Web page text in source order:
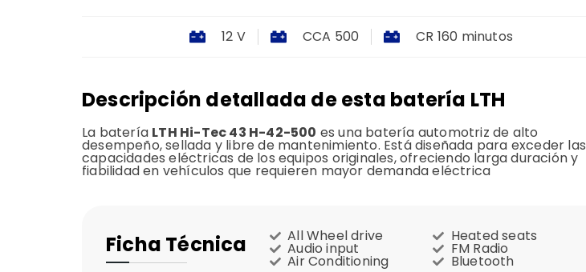
12 V CCA 500 CR 160 minutos
Descripción detallada de esta batería LTH
La batería LTH Hi-Tec 43 H-42-500 es una batería automotriz de alto
desempeño, sellada y libre de mantenimiento. Está diseñada para exceder las
capacidades eléctricas de los equipos originales, ofreciendo larga duración y
fiabilidad en vehículos que requieren mayor demanda eléctrica​
Ficha Técnica All Wheel drive
Audio input
Air Conditioning
Heated seats
FM Radio
Bluetooth